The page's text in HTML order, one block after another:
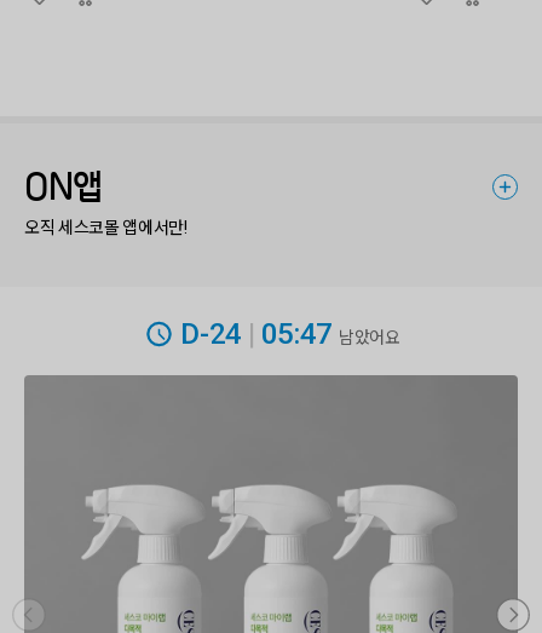
ON앱
오직 세스코몰 앱에서만!
D-24 | 05:47 남았어요